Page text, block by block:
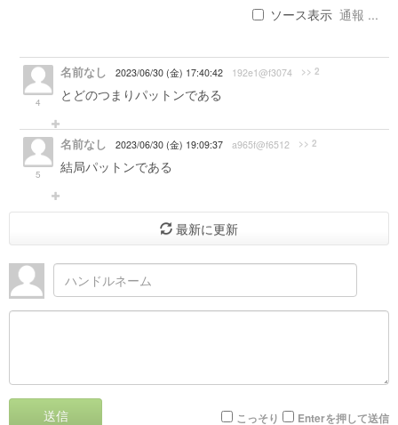
ソース表示 通報 ...
4
名前なし 2023/06/30 (金) 17:40:42 192e1@f3074 >> 2
とどのつまりパットンである
5
名前なし 2023/06/30 (金) 19:09:37 a965f@f6512 >> 2
結局パットンである
最新に更新
送信 こっそり Enterを押して送信